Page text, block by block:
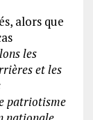
alors que
les
et les
patriotisme